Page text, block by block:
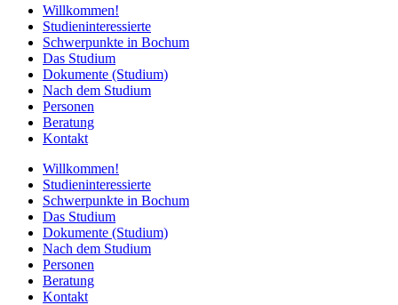
Willkommen!
Studieninteressierte
Schwerpunkte in Bochum
Das Studium
Dokumente (Studium)
Nach dem Studium
Personen
Beratung
Kontakt
Willkommen!
Studieninteressierte
Schwerpunkte in Bochum
Das Studium
Dokumente (Studium)
Nach dem Studium
Personen
Beratung
Kontakt